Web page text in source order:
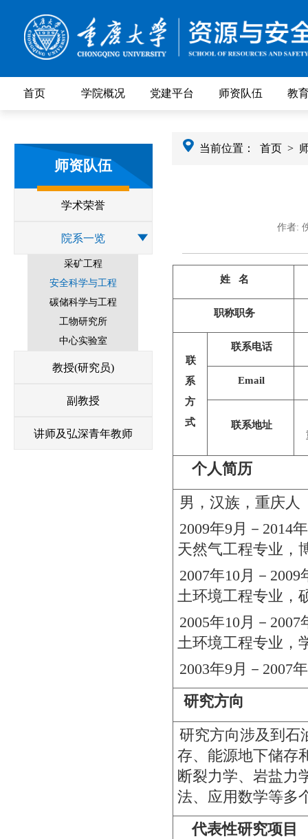
首页 学院概况 党建平台 师资队伍 教
师资队伍
学术荣誉
院系一览
采矿工程
安全科学与工程
碳储科学与工程
工物研究所
中心实验室
教授(研究员)
副教授
讲师及弘深青年教师
当前位置： 首页 >
作者:
姓 名
职称职务
联
系
方
式
联系电话
Email
联系地址
个人简历
男，汉族，重庆人
2009年9月－2014
天然气工程专业，
2007年10月－
土环境工程专业，
2005年10月－
土环境工程专业，
2003年9月－2007
研究方向
研究方向涉及到石
存、能源地下储存
断裂力学、岩盐力
法、应用数学等多
代表性研究项目